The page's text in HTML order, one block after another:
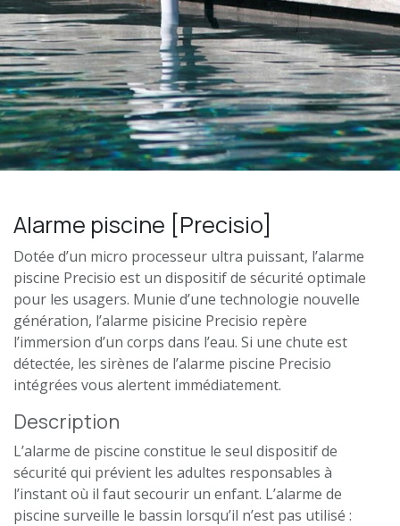
Alarme piscine [Precisio]
Dotée d’un micro processeur ultra puissant, l’alarme
piscine Precisio est un dispositif de sécurité optimale
pour les usagers. Munie d’une technologie nouvelle
génération, l’alarme pisicine Precisio repère
l’immersion d’un corps dans l’eau. Si une chute est
détectée, les sirènes de l’alarme piscine Precisio
intégrées vous alertent immédiatement.
Description
L’alarme de piscine constitue le seul dispositif de
sécurité qui prévient les adultes responsables à
l’instant où il faut secourir un enfant. L’alarme de
piscine surveille le bassin lorsqu’il n’est pas utilisé :